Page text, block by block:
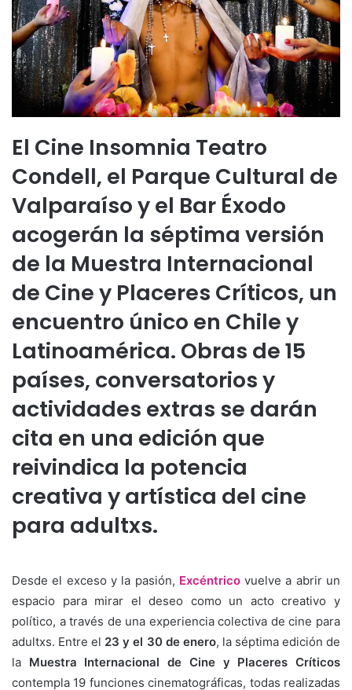
El Cine Insomnia Teatro
Condell, el Parque Cultural de
Valparaíso y el Bar Éxodo
acogerán la séptima versión
de la Muestra Internacional
de Cine y Placeres Críticos, un
encuentro único en Chile y
Latinoamérica. Obras de 15
países, conversatorios y
actividades extras se darán
cita en una edición que
reivindica la potencia
creativa y artística del cine
para adultxs.
Desde el exceso y la pasión, Excéntricovuelve a abrir un
espacio para mirar el deseo como un acto creativo y
político, a través de una experiencia colectiva de cine para
adultxs. Entre el 23 y el 30 de enero, la séptima edición de
la Muestra Internacional de Cine y Placeres Críticos
contempla 19 funciones cinematográficas, todas realizadas